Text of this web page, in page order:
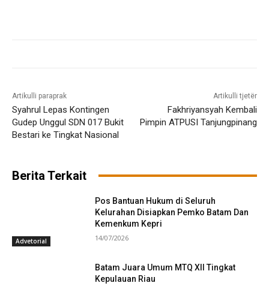
Artikulli paraprak
Syahrul Lepas Kontingen
Gudep Unggul SDN 017 Bukit
Bestari ke Tingkat Nasional
Artikulli tjetër
Fakhriyansyah Kembali
Pimpin ATPUSI Tanjungpinang
Berita Terkait
Advetorial
Pos Bantuan Hukum di Seluruh
Kelurahan Disiapkan Pemko Batam Dan
Kemenkum Kepri
14/07/2026
Batam Juara Umum MTQ XII Tingkat
Kepulauan Riau